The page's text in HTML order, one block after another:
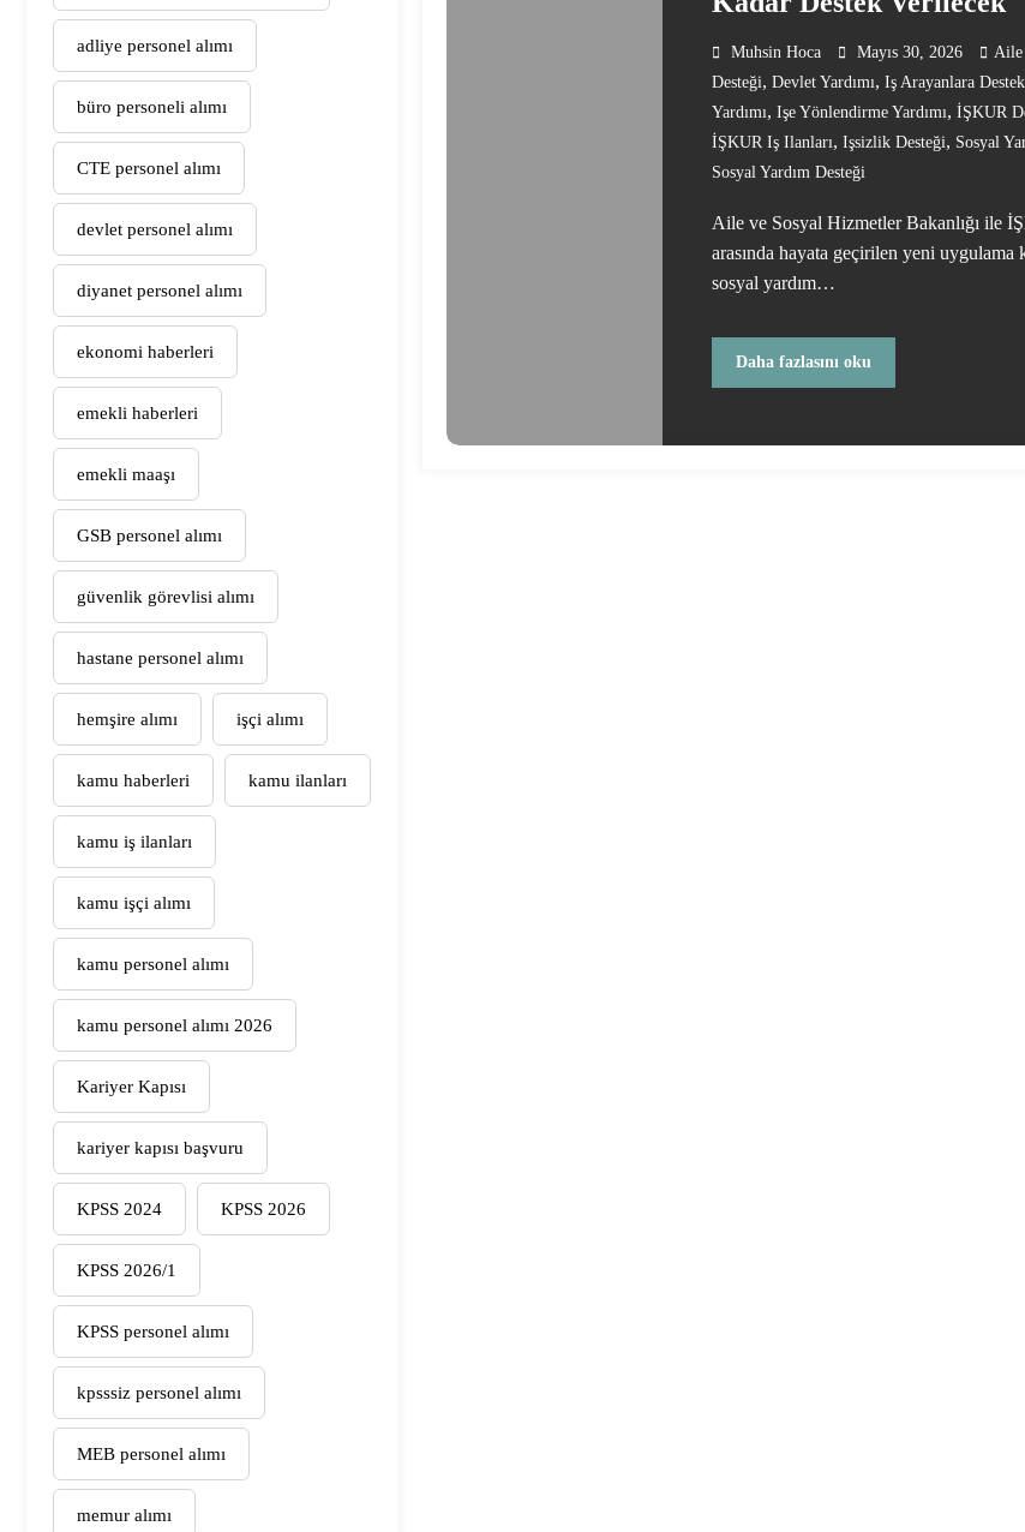
adliye personel alımı
büro personeli alımı
CTE personel alımı
devlet personel alımı
diyanet personel alımı
ekonomi haberleri
emekli haberleri
emekli maaşı
GSB personel alımı
güvenlik görevlisi alımı
hastane personel alımı
hemşire alımı işçi alımı
kamu haberleri kamu ilanları
kamu iş ilanları
kamu işçi alımı
kamu personel alımı
kamu personel alımı 2026
Kariyer Kapısı
kariyer kapısı başvuru
KPSS 2024 KPSS 2026
KPSS 2026/1
KPSS personel alımı
kpsssiz personel alımı
MEB personel alımı
memur alımı
Muhsin Hoca Mayıs 30, 2026
Aile
Desteği, Devlet Yardımı, Iş Arayanlara Destek
Yardımı, Işe Yönlendirme Yardımı, İŞKUR
İŞKUR Iş Ilanları, Işsizlik Desteği, Sosyal
Sosyal Yardım Desteği
Aile ve Sosyal Hizmetler Bakanlığı ile
arasında hayata geçirilen yeni uygulama
sosyal yardım…
Daha fazlasını oku